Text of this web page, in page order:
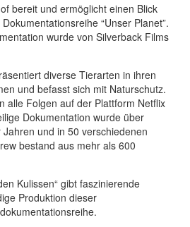
bereit und ermöglicht einen Blick
“Unser Planet”.
wurde von Silverback Films
diverse Tierarten in ihren
und befasst sich mit Naturschutz.
alle Folgen auf der Plattform Netflix
Dokumentation wurde über
und in 50 verschiedenen
bestand aus mehr als 600
Kulissen“ gibt faszinierende
Produktion dieser